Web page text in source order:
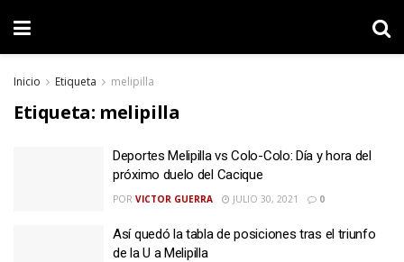
Inicio Etiqueta melipilla
Etiqueta: melipilla
Deportes Melipilla vs Colo-Colo: Día y hora del
próximo duelo del Cacique
POR VICTOR GUERRA JULIO 30, 2021 0
Así quedó la tabla de posiciones tras el triunfo
de la U a Melipilla